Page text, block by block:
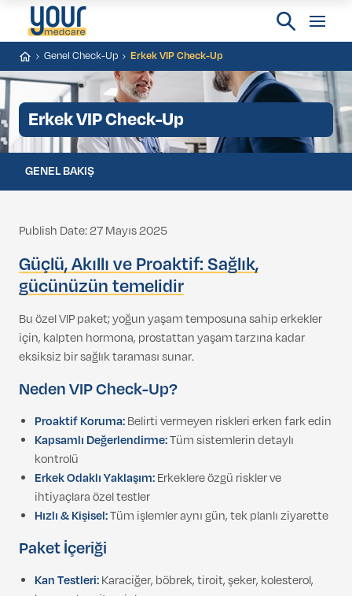
Genel Check-Up Erkek VIP Check-Up
Erkek VIP Check-Up
GENEL BAKIŞ
Publish Date: 27 Mayıs 2025
Güçlü, Akıllı ve Proaktif: Sağlık,
gücünüzün temelidir
Bu özel VIP paket; yoğun yaşam temposuna sahip erkekler
için, kalpten hormona, prostattan yaşam tarzına kadar
eksiksiz bir sağlık taraması sunar.
Neden VIP Check-Up?
Proaktif Koruma:Belirti vermeyen riskleri erken fark edin
Kapsamlı Değerlendirme:Tüm sistemlerin detaylı
kontrolü
Erkek Odaklı Yaklaşım:Erkeklere özgü riskler ve
ihtiyaçlara özel testler
Hızlı & Kişisel:Tüm işlemler aynı gün, tek planlı ziyarette
Paket İçeriği
Kan Testleri:Karaciğer, böbrek, tiroit, şeker, kolesterol,